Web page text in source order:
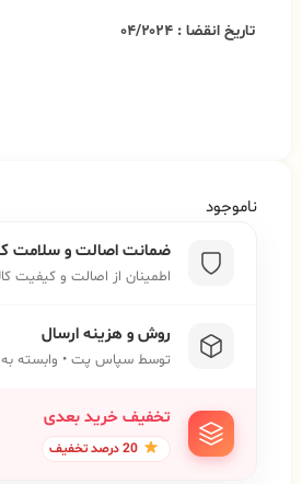
تاریخ انقضا : ۰۴/۲۰۲۴
ناموجود
ضمانت اصالت و سلامت
اطمینان از اصالت و کیفیت
روش و هزینه ارسال
توسط سپاس پت • وابسته
تخفیف خرید بعدی
20 درصد تخفیف